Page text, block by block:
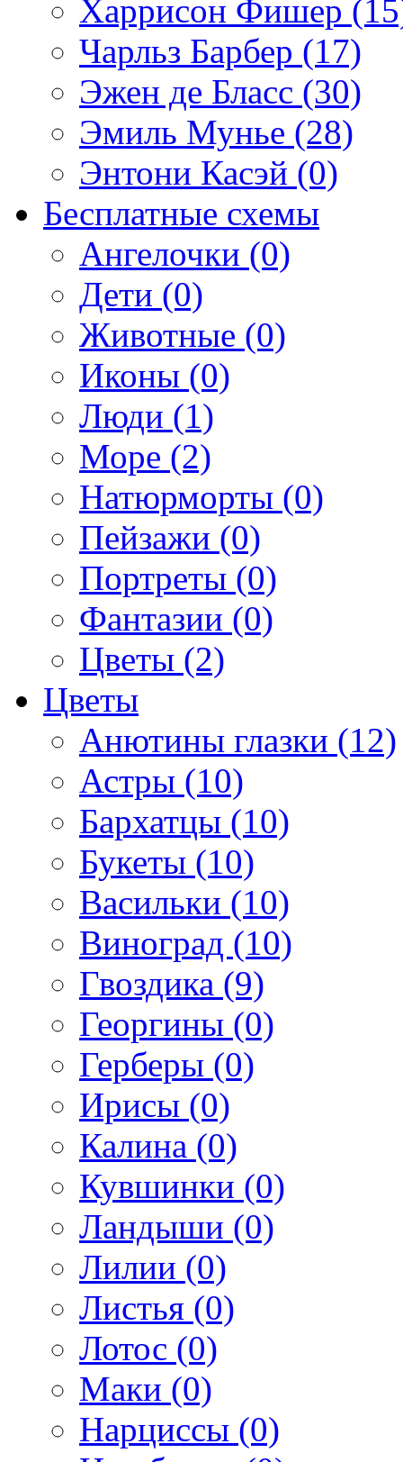
Харрисон Фишер
Чарльз Барбер (17)
Эжен де Бласс (30)
Эмиль Мунье (28)
Энтони Касэй (0)
Бесплатные схемы
Ангелочки (0)
Дети (0)
Животные (0)
Иконы (0)
Люди (1)
Море (2)
Натюрморты (0)
Пейзажи (0)
Портреты (0)
Фантазии (0)
Цветы (2)
Цветы
Анютины глазки (12)
Астры (10)
Бархатцы (10)
Букеты (10)
Васильки (10)
Виноград (10)
Гвоздика (9)
Георгины (0)
Герберы (0)
Ирисы (0)
Калина (0)
Кувшинки (0)
Ландыши (0)
Лилии (0)
Листья (0)
Лотос (0)
Маки (0)
Нарциссы (0)